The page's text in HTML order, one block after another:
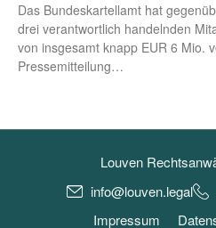
Das Bun­des­kar­tell­amt hat
drei ver­ant­wort­lich han­deln­den
von ins­ge­samt knapp EUR 6 Mio.
Pressemitteilung…
Louven
info@louven.legal
Impressum